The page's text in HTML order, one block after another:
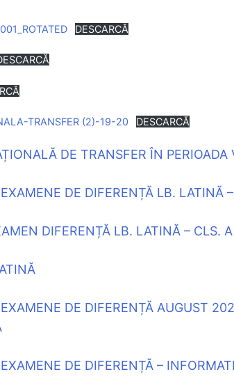
DESCARCĂ
TRANSFER (2)-19-20 DESCARCĂ
DE TRANSFER ÎN
DE DIFERENȚĂ LB. LATINĂ
DIFERENȚĂ LB. LATINĂ – CLS.
DE DIFERENȚĂ AUGUST
DE DIFERENȚĂ –